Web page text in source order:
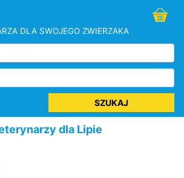
DLA SWOJEGO ZWIERZAKA
SZUKAJ
dla Lipie